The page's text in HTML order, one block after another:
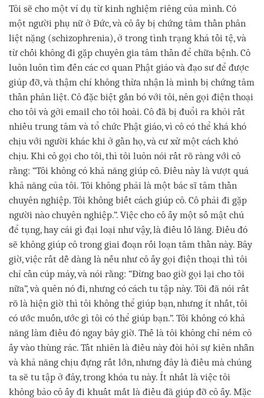
Tôi sẽ cho một ví dụ từ kinh nghiệm riêng của mình. Có
một người phụ nữ ở Đức, và cô ấy bị chứng tâm thần phân
liệt nặng (schizophrenia), ở trong tình trạng khá tồi tệ, và
từ chối không đi gặp chuyên gia tâm thần để chữa bệnh. Cô
luôn luôn tìm đến các cơ quan Phật giáo và đạo sư để được
giúp đỡ, và thậm chí không thừa nhận là mình bị chứng tâm
thần phân liệt. Cô đặc biệt gắn bó với tôi, nên gọi điện thoại
cho tôi và gởi email cho tôi hoài. Cô đã bị đuổi ra khỏi rất
nhiều trung tâm và tổ chức Phật giáo, vì cô có thể khá khó
chịu với người khác khi ở gần họ, và cư xử một cách khó
chịu. Khi cô gọi cho tôi, thì tôi luôn nói rất rõ ràng với cô
rằng: “Tôi không có khả năng giúp cô. Điều này là vượt quá
khả năng của tôi. Tôi không phải là một bác sĩ tâm thần
chuyên nghiệp. Tôi không biết cách giúp cô. Cô phải đi gặp
người nào chuyên nghiệp.”. Việc cho cô ấy một số mật chú
để tụng, hay cái gì đại loại như vậy, là điều lố lăng. Điều đó
sẽ không giúp cô trong giai đoạn rối loạn tâm thần này. Bây
giờ, việc rất dễ dàng là nếu như cô ấy gọi điện thoại thì tôi
chỉ cần cúp máy, và nói rằng: “Đừng bao giờ gọi lại cho tôi
nữa”, và quên nó đi, nhưng có cách tu tập này. Tôi đã nói rất
rõ là hiện giờ thì tôi không thể giúp bạn, nhưng ít nhất, tôi
có ước muốn, ước gì tôi có thể giúp bạn.”. Tôi không có khả
năng làm điều đó ngay bây giờ. Thế là tôi không chỉ ném cô
ấy vào thùng rác. Tất nhiên là điều này đòi hỏi sự kiên nhẫn
và khả năng chịu đựng rất lớn, nhưng đây là điều mà chúng
ta sẽ tu tập ở đây, trong khóa tu này. Ít nhất là việc tôi
không bảo cô ấy đi khuất mắt là điều đã giúp đỡ cô ấy. Mặc